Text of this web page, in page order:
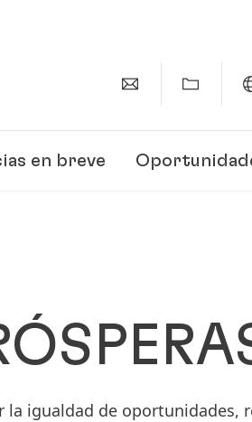
en breve
igualdad de oportunidades,